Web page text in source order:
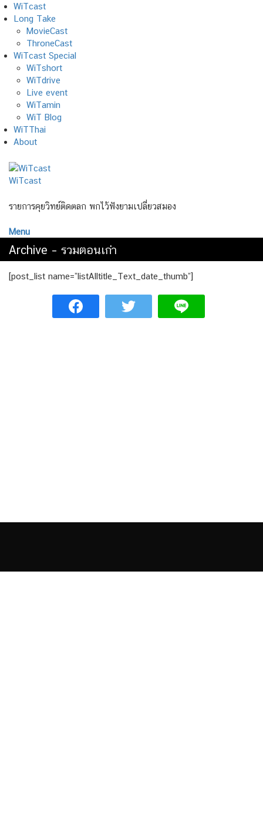
Skip
to
content
WiTcast
Long Take
MovieCast
ThroneCast
WiTcast Special
WiTshort
WiTdrive
Live event
WiTamin
WiT Blog
WiTThai
About
WiTcast
รายการคุยวิทย์ติดตลก พกไว้ฟังยามเปลี่ยวสมอง
Menu
Archive – รวมตอนเก่า
[post_list name=”listAlltitle_Text_date_thumb”]